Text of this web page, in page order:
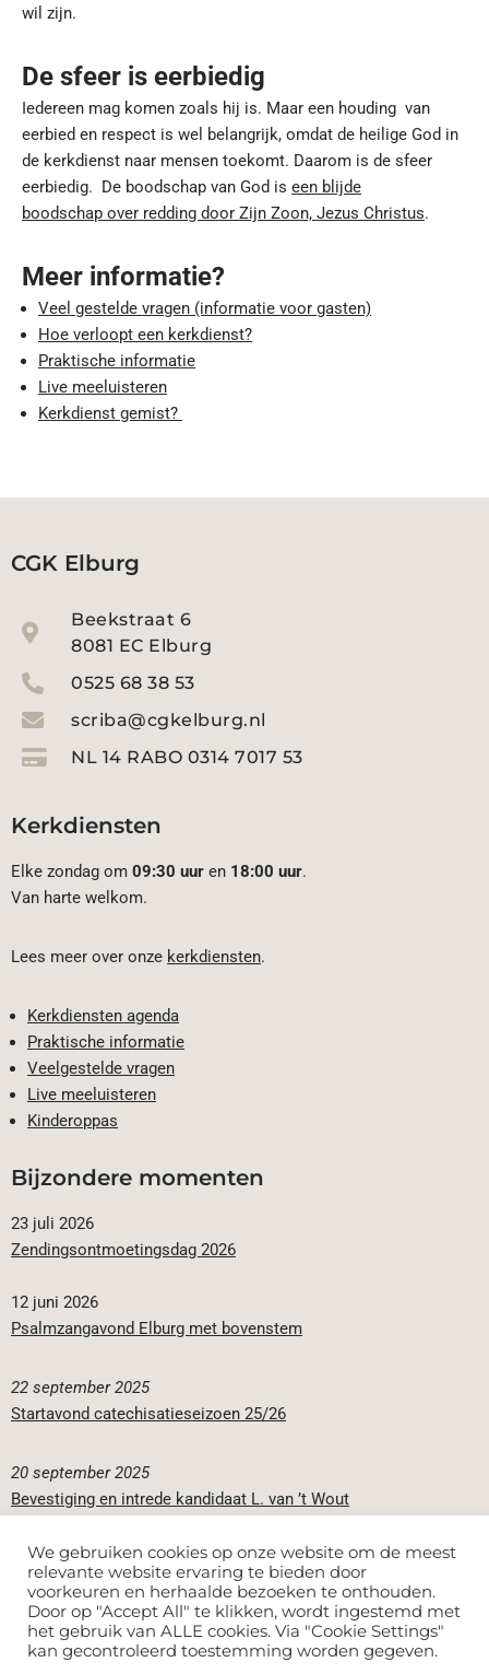
wil zijn.
De sfeer is eerbiedig
Iedereen mag komen zoals hij is. Maar een houding van
eerbied en respect is wel belangrijk, omdat de heilige God in
de kerkdienst naar mensen toekomt. Daarom is de sfeer
eerbiedig. De boodschap van God is een blijde
boodschap over redding door Zijn Zoon, Jezus Christus.
Meer informatie?
Veel gestelde vragen (informatie voor gasten)
Hoe verloopt een kerkdienst?
Praktische informatie
Live meeluisteren
Kerkdienst gemist?
CGK Elburg
Beekstraat 6
8081 EC Elburg
0525 68 38 53
scriba@cgkelburg.nl
NL 14 RABO 0314 7017 53
Kerkdiensten
Elke zondag om 09:30 uur en 18:00 uur.
Van harte welkom.
Lees meer over onze kerkdiensten.
Kerkdiensten agenda
Praktische informatie
Veelgestelde vragen
Live meeluisteren
Kinderoppas
Bijzondere momenten
23 juli 2026
Zendingsontmoetingsdag 2026
12 juni 2026
Psalmzangavond Elburg met bovenstem
22 september 2025
Startavond catechisatieseizoen 25/26
20 september 2025
Bevestiging en intrede kandidaat L. van ’t Wout
Bijbelteksten leren
We gebruiken cookies op onze website om de meest
relevante website ervaring te bieden door
voorkeuren en herhaalde bezoeken te onthouden.
Door op "Accept All" te klikken, wordt ingestemd met
het gebruik van ALLE cookies. Via "Cookie Settings"
kan ​​gecontroleerd toestemming worden gegeven.